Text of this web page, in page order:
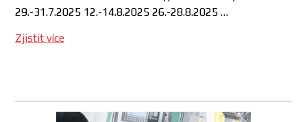
29.-31.7.2025 12.-14.8.2025 26.-28.8.2025 …
Zjistit více